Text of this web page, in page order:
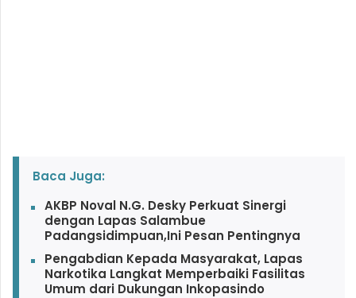
Baca Juga:
AKBP Noval N.G. Desky Perkuat Sinergi
dengan Lapas Salambue
Padangsidimpuan,Ini Pesan Pentingnya
Pengabdian Kepada Masyarakat, Lapas
Narkotika Langkat Memperbaiki Fasilitas
Umum dari Dukungan Inkopasindo